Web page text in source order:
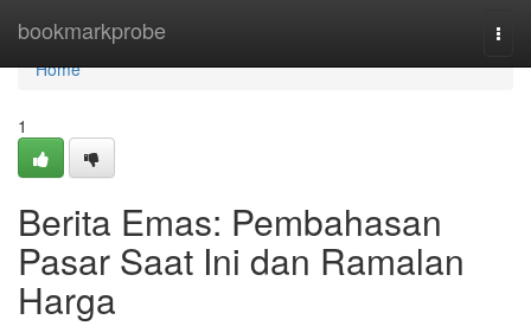
bookmarkprobe
Home
Home
1
Berita Emas: Pembahasan
Pasar Saat Ini dan Ramalan
Harga